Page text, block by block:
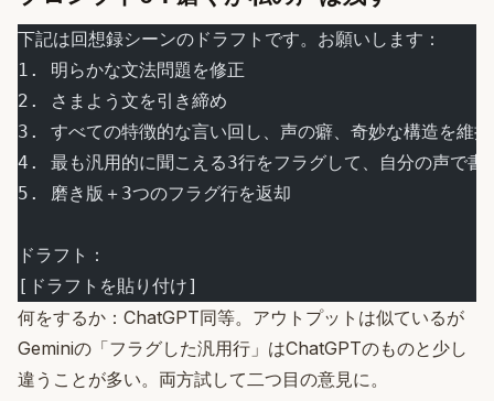
下記は回想録シーンのドラフトです。お願いします：
1. 明らかな文法問題を修正
2. さまよう文を引き締め
3. すべての特徴的な言い回し、声の癖、奇妙な構造を維持
4. 最も汎用的に聞こえる3行をフラグして、自分の声で書
5. 磨き版＋3つのフラグ行を返却
ドラフト：
[ドラフトを貼り付け]
何をするか：ChatGPT同等。アウトプットは似ているが
Geminiの「フラグした汎用行」はChatGPTのものと少し
違うことが多い。両方試して二つ目の意見に。